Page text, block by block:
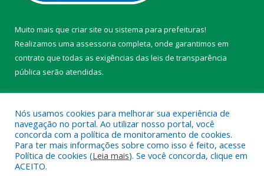
Muito mais que criar site ou sistema para prefeituras!
Realizamos uma assessoria completa, onde garantimos em
contrato que todas as exigências das leis de transparência
pública serão atendidas.
Todos os direitos reservados a Câmara Municipal de Belterra.
Nós usamos cookies para melhorar sua experiência de
navegação no portal. Ao utilizar nosso portal, você
concorda com a política de monitoramento de cookies.
Para ter mais informações sobre como isso é feito, acesse
Política de cookies (Leia mais). Se você concorda, clique em
ACEITO.